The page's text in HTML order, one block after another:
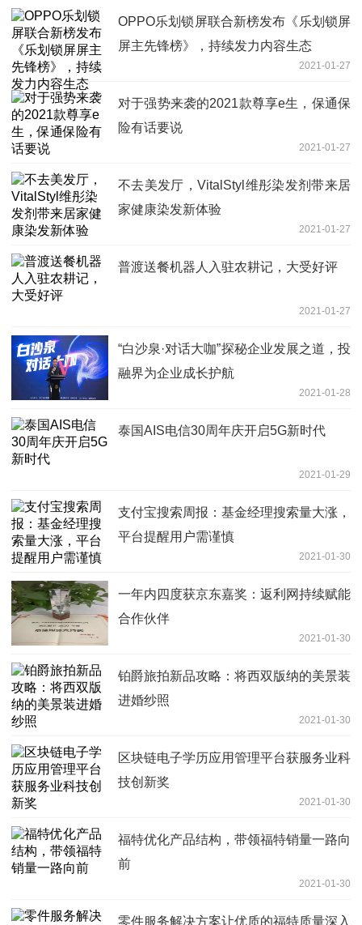
OPPO乐划锁屏联合新榜发布《乐划锁屏
屏主先锋榜》，持续发力内容生态
2021-01-27
对于强势来袭的2021款尊享e生，保通保
险有话要说
2021-01-27
不去美发厅，VitalStyl维彤染发剂带来居
家健康染发新体验
2021-01-27
普渡送餐机器人入驻农耕记，大受好评
2021-01-27
“白沙泉·对话大咖”探秘企业发展之道，投
融界为企业成长护航
2021-01-28
泰国AIS电信30周年庆开启5G新时代
2021-01-29
支付宝搜索周报：基金经理搜索量大涨，
平台提醒用户需谨慎
2021-01-30
一年内四度获京东嘉奖：返利网持续赋能
合作伙伴
2021-01-30
铂爵旅拍新品攻略：将西双版纳的美景装
进婚纱照
2021-01-30
区块链电子学历应用管理平台获服务业科
技创新奖
2021-01-30
福特优化产品结构，带领福特销量一路向
前
2021-01-30
零件服务解决方案让优质的福特质量深入